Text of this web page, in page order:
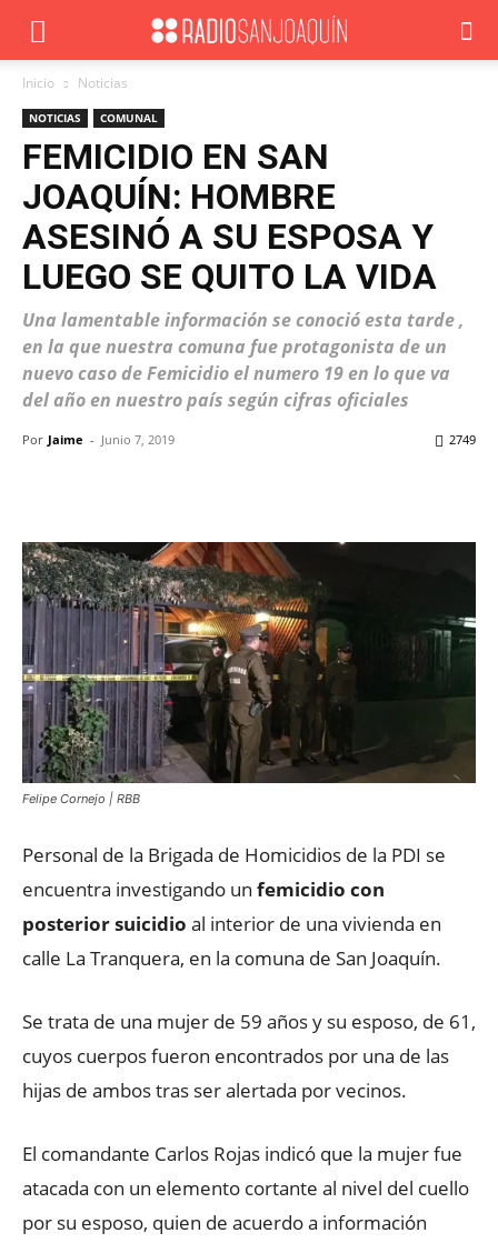
Inicio Noticias
NOTICIAS COMUNAL
FEMICIDIO EN SAN
JOAQUÍN: HOMBRE
ASESINÓ A SU ESPOSA Y
LUEGO SE QUITO LA VIDA
Una lamentable información se conoció esta tarde ,
en la que nuestra comuna fue protagonista de un
nuevo caso de Femicidio el numero 19 en lo que va
del año en nuestro país según cifras oficiales
Por Jaime - Junio 7, 2019 2749
Felipe Cornejo | RBB
Personal de la Brigada de Homicidios de la PDI se
encuentra investigando un femicidio con
posterior suicidio al interior de una vivienda en
calle La Tranquera, en la comuna de San Joaquín.
Se trata de una mujer de 59 años y su esposo, de 61,
cuyos cuerpos fueron encontrados por una de las
hijas de ambos tras ser alertada por vecinos.
El comandante Carlos Rojas indicó que la mujer fue
atacada con un elemento cortante al nivel del cuello
por su esposo, quien de acuerdo a información